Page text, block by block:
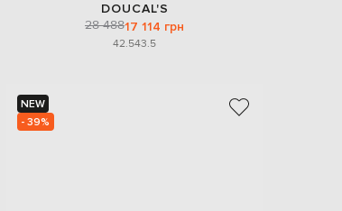
DOUCAL'S
28 48817 114 грн
42.543.5
NEW
- 39%